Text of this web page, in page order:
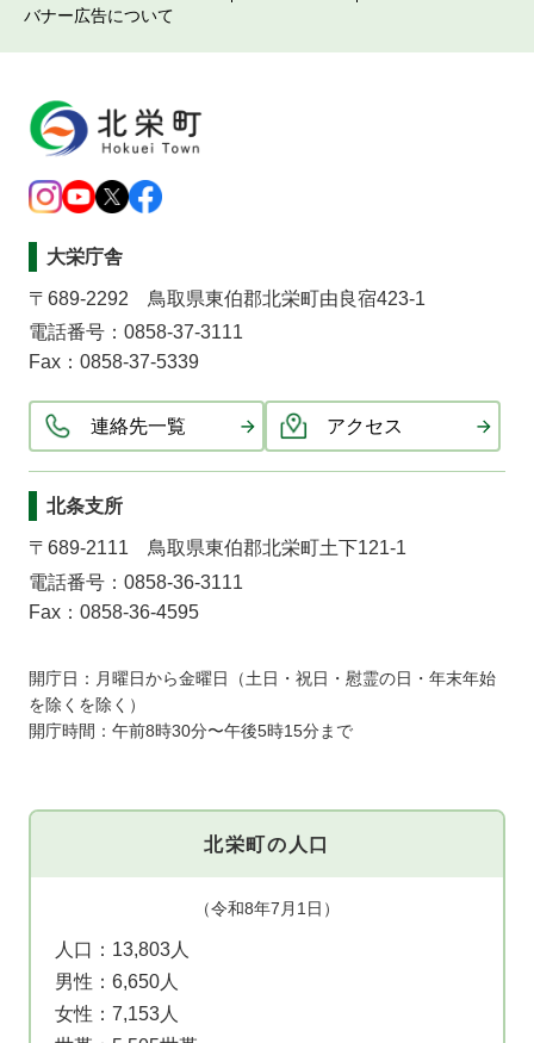
バナー広告について
大栄庁舎
〒689-2292 鳥取県東伯郡北栄町由良宿423-1
電話番号：0858-37-3111
Fax：0858-37-5339
連絡先一覧 アクセス
北条支所
〒689-2111 鳥取県東伯郡北栄町土下121-1
電話番号：0858-36-3111
Fax：0858-36-4595
開庁日：月曜日から金曜日（土日・祝日・慰霊の日・年末年始
を除くを除く）
開庁時間：午前8時30分〜午後5時15分まで
北栄町の人口
（令和8年7月1日）
人口： 13,803人
男性： 6,650人
女性： 7,153人